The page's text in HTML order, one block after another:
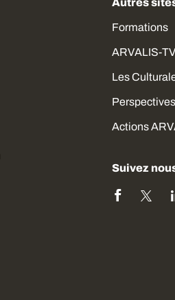
Autres
Formations
ARVALIS-TV
Les
Actions
Suivez